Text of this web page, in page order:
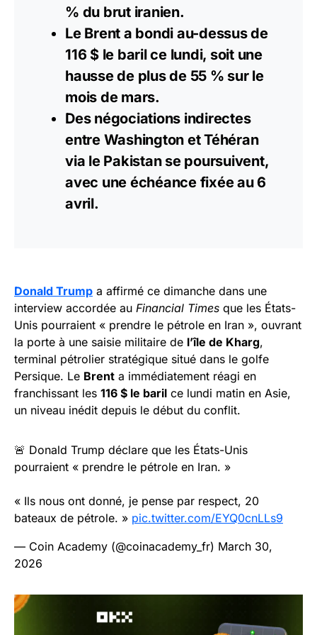
% du brut iranien.
Le Brent a bondi au-dessus de
116 $ le baril ce lundi, soit une
hausse de plus de 55 % sur le
mois de mars.
Des négociations indirectes
entre Washington et Téhéran
via le Pakistan se poursuivent,
avec une échéance fixée au 6
avril.
Donald Trump a affirmé ce dimanche dans une
interview accordée au Financial Times que les États-
Unis pourraient « prendre le pétrole en Iran », ouvrant
la porte à une saisie militaire de l’île de Kharg,
terminal pétrolier stratégique situé dans le golfe
Persique. Le Brent a immédiatement réagi en
franchissant les 116 $ le baril ce lundi matin en Asie,
un niveau inédit depuis le début du conflit.
🚨 Donald Trump déclare que les États-Unis
pourraient « prendre le pétrole en Iran. »
« Ils nous ont donné, je pense par respect, 20
bateaux de pétrole. » pic.twitter.com/EYQ0cnLLs9
— Coin Academy (@coinacademy_fr) March 30,
2026